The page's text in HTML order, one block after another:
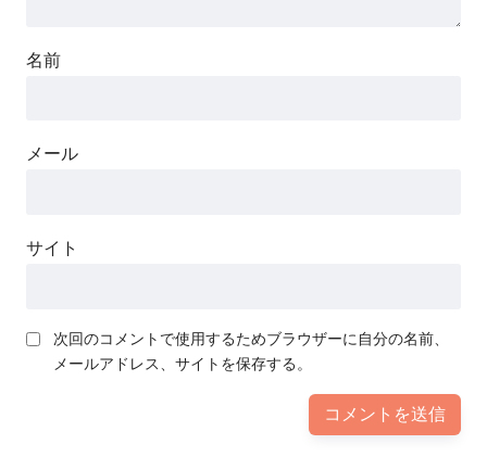
名前
メール
サイト
次回のコメントで使用するためブラウザーに自分の名前、
メールアドレス、サイトを保存する。